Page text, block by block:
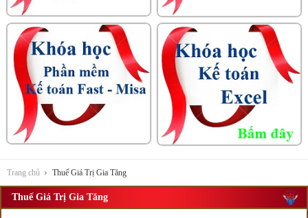
Trang chủ Thuế Giá Trị Gia Tăng
Thuế Giá Trị Gia Tăng